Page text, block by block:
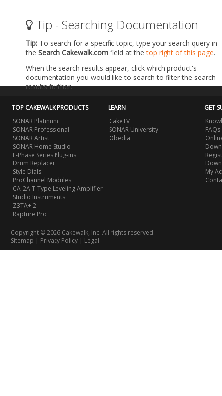
Tip - Searching Documentation
Tip: To search for a specific topic, type your search query in
the Search Cakewalk.com field at thetop right of this page.
When the search results appear, click which product's
documentation you would like to search to filter the search
results further.
TOP CAKEWALK PRODUCTS
SONAR Platinum
SONAR Professional
SONAR Artist
SONAR Home Studio
L-Phase Series Plug-ins
Drum Replacer
Style Dials
ProChannel Modules
CA-2A T-Type Leveling Amplifier
Studio Instruments
Z3TA+ 2
Rapture Pro
LEARN
CakeTV
SONAR University
Obedia
GET
FAQs
My
Copyright © 2026 Cakewalk, Inc. All rights reserved
Sitemap | Privacy Policy | Legal